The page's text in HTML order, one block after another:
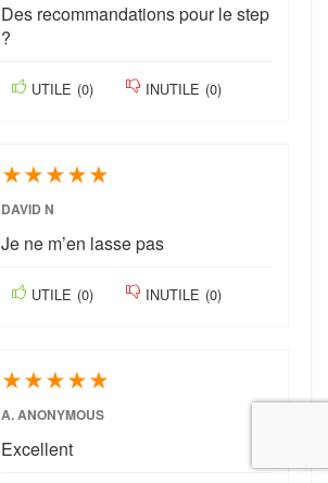
Des recommandations pour le step
?
UTILE (0) INUTILE (0)
★★★★★
DAVID N
Je ne m’en lasse pas
UTILE (0) INUTILE (0)
★★★★★
A. ANONYMOUS
Excellent